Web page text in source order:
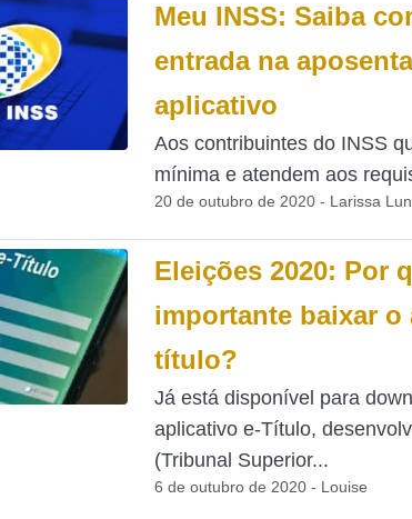
Meu INSS: Saiba
entrada na
aplicativo
Aos contribuintes do INSS
mínima e atendem aos
20 de outubro de 2020 - Larissa
Eleições 2020: Por
importante baixar o
título?
Já está disponível para
aplicativo e-Título,
(Tribunal Superior...
6 de outubro de 2020 - Louise